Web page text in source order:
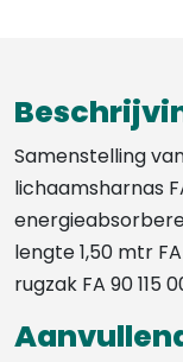
Samenstelling
lichaamsharnas
lengte 1,50 mtr
rugzak FA 90 115